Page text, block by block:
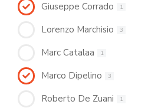
Giuseppe Corrado 1
Lorenzo Marchisio 3
Marc Catalaa 1
Marco Dipelino 3
Roberto De Zuani 1